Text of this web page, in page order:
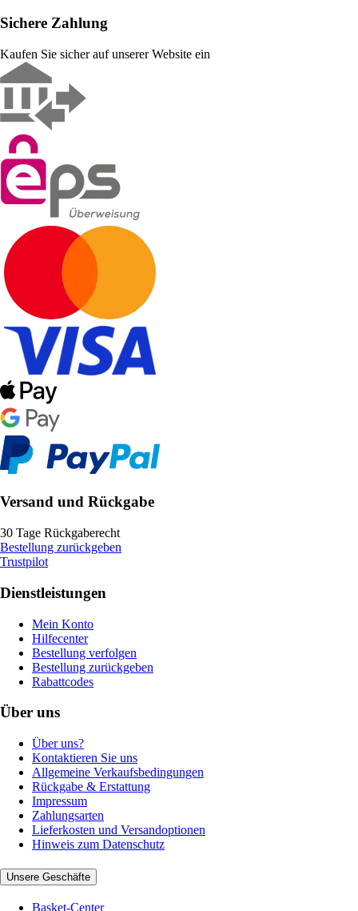
Sichere Zahlung
Kaufen Sie sicher auf unserer Website ein
Versand und Rückgabe
30 Tage Rückgaberecht
Bestellung zurückgeben
Trustpilot
Dienstleistungen
Mein Konto
Hilfecenter
Bestellung verfolgen
Bestellung zurückgeben
Rabattcodes
Über uns
Über uns?
Kontaktieren Sie uns
Allgemeine Verkaufsbedingungen
Rückgabe & Erstattung
Impressum
Zahlungsarten
Lieferkosten und Versandoptionen
Hinweis zum Datenschutz
Unsere Geschäfte
Basket-Center